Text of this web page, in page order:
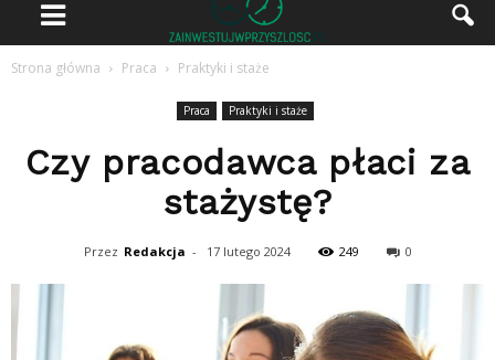
Strona główna Praca Praktyki i staże
Praca Praktyki i staże
Czy pracodawca płaci za
stażystę?
Przez Redakcja - 17 lutego 2024 249 0